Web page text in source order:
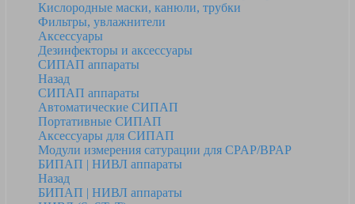
Кислородные маски, канюли, трубки
Фильтры, увлажнители
Аксессуары
Дезинфекторы и аксессуары
СИПАП аппараты
Назад
СИПАП аппараты
Автоматические СИПАП
Портативные СИПАП
Аксессуары для СИПАП
Модули измерения сатурации для CPAP/BPAP
БИПАП | НИВЛ аппараты
Назад
БИПАП | НИВЛ аппараты